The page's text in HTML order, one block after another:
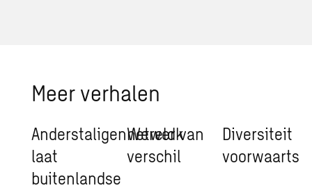
Meer verhalen
Anderstaligennetwerk
laat
buitenlandse
Wereld van
verschil
Diversiteit
voorwaarts